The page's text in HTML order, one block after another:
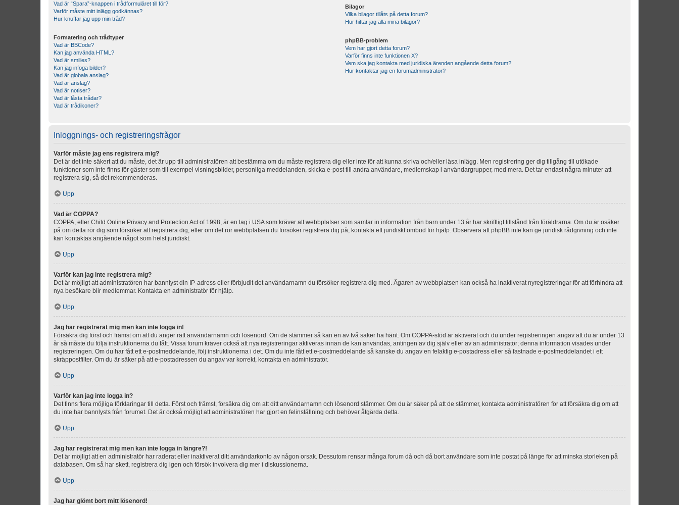
Vad är “Spara”-knappen i trådformuläret till för?
Varför måste mitt inlägg godkännas?
Hur knuffar jag upp min tråd?
Formatering och trådtyper
Vad är BBCode?
Kan jag använda HTML?
Vad är smilies?
Kan jag infoga bilder?
Vad är globala anslag?
Vad är anslag?
Vad är notiser?
Vad är låsta trådar?
Vad är trådikoner?
Bilagor
Vilka bilagor tillåts på detta forum?
Hur hittar jag alla mina bilagor?
phpBB-problem
Vem har gjort detta forum?
Varför finns inte funktionen X?
Vem ska jag kontakta med juridiska ärenden angående detta forum?
Hur kontaktar jag en forumadministratör?
Inloggnings- och registreringsfrågor
Varför måste jag ens registrera mig?
Det är det inte säkert att du måste, det är upp till administratören att bestämma om du måste registrera dig eller inte för att kunna skriva och/eller läsa inlägg. Men registrering ger dig tillgång till utökade
funktioner som inte finns för gäster som till exempel visningsbilder, personliga meddelanden, skicka e-post till andra användare, medlemskap i användargrupper, med mera. Det tar endast några minuter att
registrera sig, så det rekommenderas.
Upp
Vad är COPPA?
COPPA, eller Child Online Privacy and Protection Act of 1998, är en lag i USA som kräver att webbplatser som samlar in information från barn under 13 år har skriftligt tillstånd från föräldrarna. Om du är osäker
på om detta rör dig som försöker att registrera dig, eller om det rör webbplatsen du försöker registrera dig på, kontakta ett juridiskt ombud för hjälp. Observera att phpBB inte kan ge juridisk rådgivning och inte
kan kontaktas angående något som helst juridiskt.
Upp
Varför kan jag inte registrera mig?
Det är möjligt att administratören har bannlyst din IP-adress eller förbjudit det användarnamn du försöker registrera dig med. Ägaren av webbplatsen kan också ha inaktiverat nyregistreringar för att förhindra att
nya besökare blir medlemmar. Kontakta en administratör för hjälp.
Upp
Jag har registrerat mig men kan inte logga in!
Försäkra dig först och främst om att du anger rätt användarnamn och lösenord. Om de stämmer så kan en av två saker ha hänt. Om COPPA-stöd är aktiverat och du under registreringen angav att du är under 13
år så måste du följa instruktionerna du fått. Vissa forum kräver också att nya registreringar aktiveras innan de kan användas, antingen av dig själv eller av an administratör; denna information visades under
registreringen. Om du har fått ett e-postmeddelande, följ instruktionerna i det. Om du inte fått ett e-postmeddelande så kanske du angav en felaktig e-postadress eller så fastnade e-postmeddelandet i ett
skräppostfilter. Om du är säker på att e-postadressen du angav var korrekt, kontakta en administratör.
Upp
Varför kan jag inte logga in?
Det finns flera möjliga förklaringar till detta. Först och främst, försäkra dig om att ditt användarnamn och lösenord stämmer. Om du är säker på att de stämmer, kontakta administratören för att försäkra dig om att
du inte har bannlysts från forumet. Det är också möjligt att administratören har gjort en felinställning och behöver åtgärda detta.
Upp
Jag har registrerat mig men kan inte logga in längre?!
Det är möjligt att en administratör har raderat eller inaktiverat ditt användarkonto av någon orsak. Dessutom rensar många forum då och då bort användare som inte postat på länge för att minska storleken på
databasen. Om så har skett, registrera dig igen och försök involvera dig mer i diskussionerna.
Upp
Jag har glömt bort mitt lösenord!